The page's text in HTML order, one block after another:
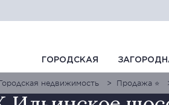
ГОРОДСКАЯ
недвижимость Продажа ⭐